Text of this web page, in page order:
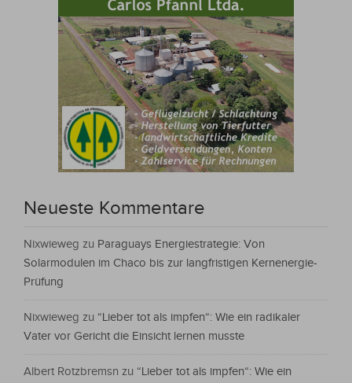
Neueste Kommentare
Nixwieweg zu Paraguays Energiestrategie: Von
Solarmodulen im Chaco bis zur langfristigen Kernenergie-
Prüfung
Nixwieweg zu “Lieber tot als impfen“: Wie ein radikaler
Vater vor Gericht die Einsicht lernen musste
Albert Rotzbremsn zu “Lieber tot als impfen“: Wie ein